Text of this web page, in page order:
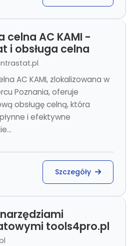
celna AC KAMI -
i obsługa celna
AC KAMI, zlokalizowana w
Poznania, oferuje
obsługę celną, która
i efektywne
Szczegóły
tools4pro.pl